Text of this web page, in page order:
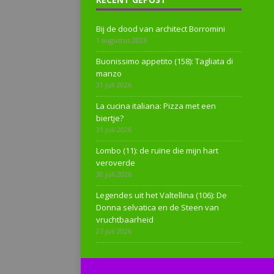
Bij de dood van architect Borromini
1 augustus 2026
Buonissimo appetito (158): Tagliata di
manzo
31 juli 2026
La cucina italiana: Pizza met een
biertje?
31 juli 2026
Lombo (11): de ruïne die mijn hart
veroverde
30 juli 2026
Legendes uit het Valtellina (106): De
Donna selvatica en de Steen van
vruchtbaarheid
27 juli 2026